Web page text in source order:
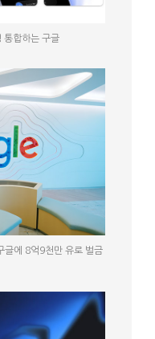
통합하는 구글
글에 8억9천만 유로 벌금